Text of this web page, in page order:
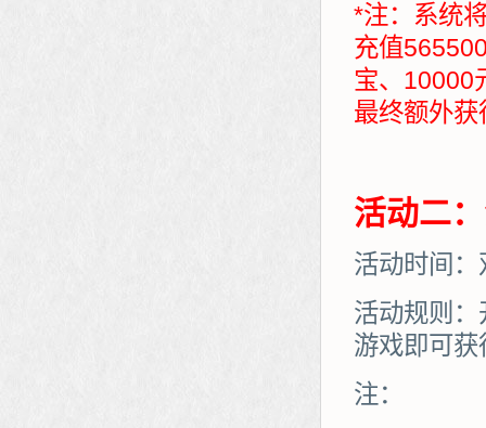
*注：系统
充值
宝、10000
最终额外
活动二
活动时间
活动规则
游戏即可
注：